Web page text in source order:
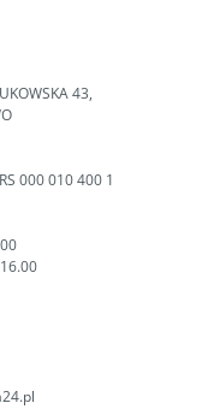
43,
000 010 400 1